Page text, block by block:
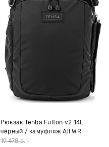
Рюкзак Tenba Fulton v2 14L
чёрный / камуфляж All WR
19 478 р. -